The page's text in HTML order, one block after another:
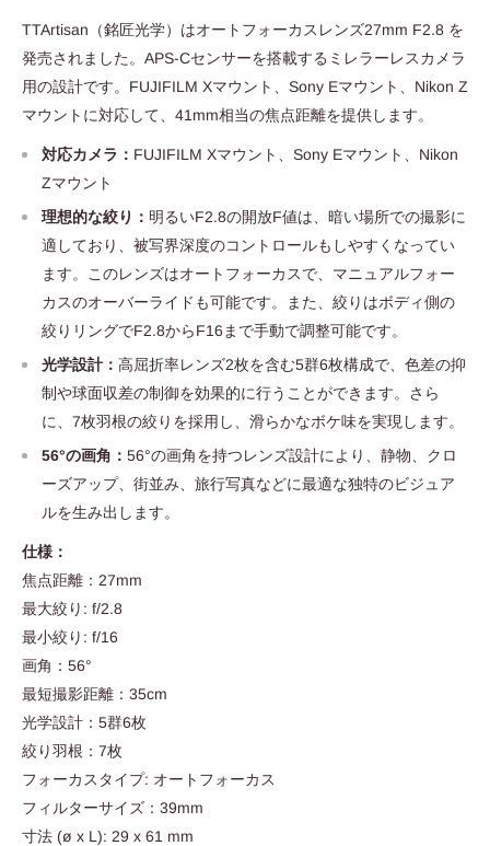
TTArtisan（銘匠光学）はオートフォーカスレンズ27mm F2.8 を
発売されました。APS-Cセンサーを搭載するミレラーレスカメラ
用の設計です。FUJIFILM Xマウント、Sony Eマウント、Nikon Z
マウントに対応して、41mm相当の焦点距離を提供します。
対応カメラ： FUJIFILM Xマウント、Sony Eマウント、Nikon
Zマウント
理想的な絞り： 明るいF2.8の開放F値は、暗い場所での撮影に
適しており、被写界深度のコントロールもしやすくなってい
ます。このレンズはオートフォーカスで、マニュアルフォー
カスのオーバーライドも可能です。また、絞りはボディ側の
絞りリングでF2.8からF16まで手動で調整可能です。
光学設計： 高屈折率レンズ2枚を含む5群6枚構成で、色差の抑
制や球面収差の制御を効果的に行うことができます。さら
に、7枚羽根の絞りを採用し、滑らかなボケ味を実現します。
56°の画角： 56°の画角を持つレンズ設計により、静物、クロ
ーズアップ、街並み、旅行写真などに最適な独特のビジュア
ルを生み出します。
仕様：
焦点距離：27mm
最大絞り: f/2.8
最小絞り: f/16
画角：56°
最短撮影距離：35cm
光学設計：5群6枚
絞り羽根：7枚
フォーカスタイプ: オートフォーカス
フィルターサイズ：39mm
寸法 (ø x L): 29 x 61 mm